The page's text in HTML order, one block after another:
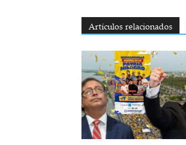
Artículos relacionados